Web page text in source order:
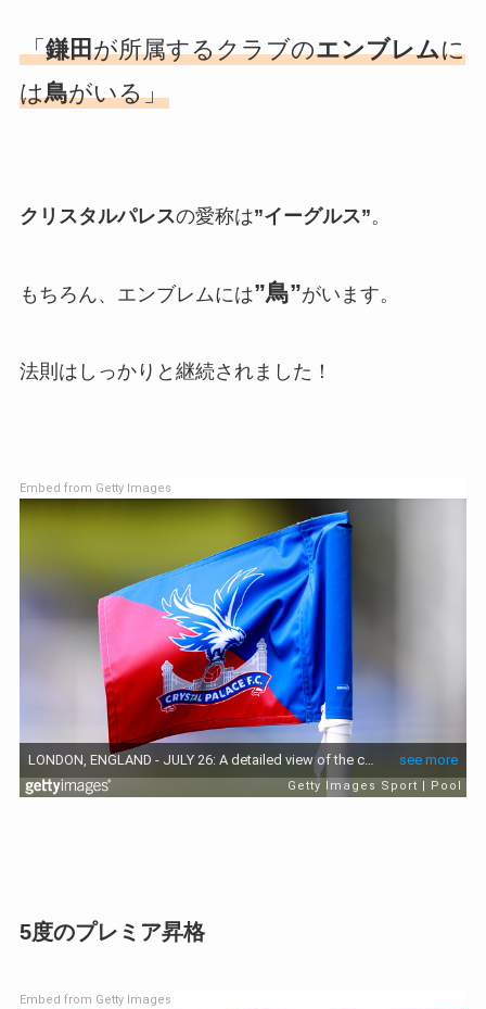
「鎌田が所属するクラブのエンブレムに
は鳥がいる」
クリスタルパレスの愛称は”イーグルス”。
もちろん、エンブレムには”鳥”がいます。
法則はしっかりと継続されました！
Embed from Getty Images
5度のプレミア昇格
Embed from Getty Images